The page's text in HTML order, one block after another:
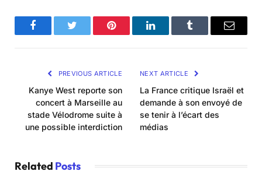
FacebookTwitter Pinterest LinkedInTumblr Email
PREVIOUS ARTICLE
Kanye West reporte son
concert à Marseille au
stade Vélodrome suite à
une possible interdiction
NEXT ARTICLE
La France critique Israël et
demande à son envoyé de
se tenir à l’écart des
médias
Related Posts